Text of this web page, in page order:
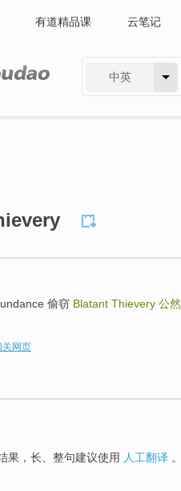
有道精品课 云笔记
中英
偷窃 Blatant Thievery 公
关网页
果，长、整句建议使用 人工翻译